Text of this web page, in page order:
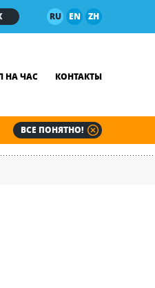
RU EN ZH
НА ЧАС КОНТАКТЫ
ВСЕ ПОНЯТНО!